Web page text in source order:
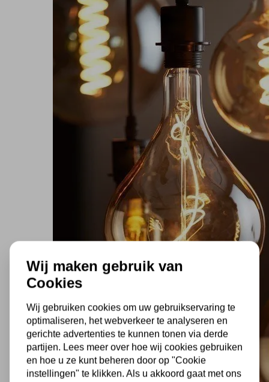
Wij maken gebruik van
Cookies
Wij gebruiken cookies om uw gebruikservaring te
optimaliseren, het webverkeer te analyseren en
gerichte advertenties te kunnen tonen via derde
partijen. Lees meer over hoe wij cookies gebruiken
en hoe u ze kunt beheren door op "Cookie
instellingen" te klikken. Als u akkoord gaat met ons